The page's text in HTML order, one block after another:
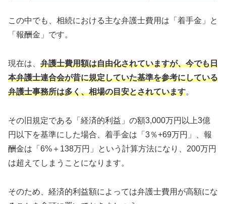
この中でも、相続における主な弁護士費用は「着手金」と
「報酬金」です。
現在は、 弁護士費用額は自由化されていますが、今でも日
本弁護士連合会が昔に規定していた基準を参考にしている
弁護士事務所は多く、相場の目安とされています。
その旧規定である「経済的利益」の額3,000万円以上3億
円以下を基準にした場合、着手金は「3％+69万円」、報
酬金は「6%＋138万円」という計算方法になり、200万円
は超えてしまうことになります。
そのため、経済的利益額によっては弁護士費用が高額にな